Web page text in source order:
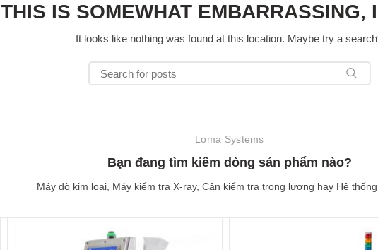
THIS IS SOMEWHAT EMBARRASSING,
It looks like nothing was found at this location. Maybe try a
Loma Systems
Bạn đang tìm kiếm dòng sản phẩm nào?
Máy dò kim loại, Máy kiểm tra X-ray, Cân kiểm tra trọng lượng hay Hệ thống